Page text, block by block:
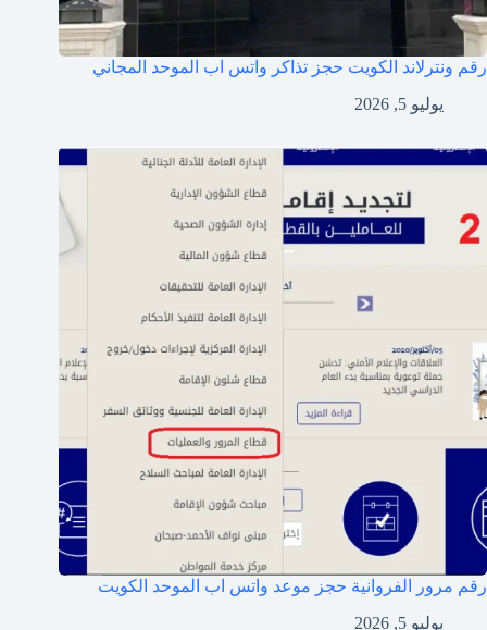
رقم ونترلاند الكويت حجز تذاكر واتس اب الموحد المجاني
يوليو 5, 2026
رقم مرور الفروانية حجز موعد واتس اب الموحد الكويت
يوليو 5, 2026